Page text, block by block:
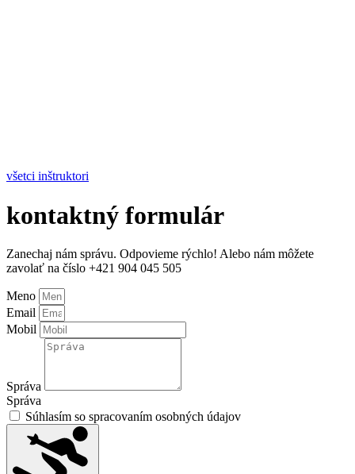
všetci inštruktori
kontaktný formulár
Zanechaj nám správu. Odpovieme rýchlo! Alebo nám môžete
zavolať na číslo +421 904 045 505
Meno
Email
Mobil
Správa
Správa
Súhlasím so spracovaním osobných údajov